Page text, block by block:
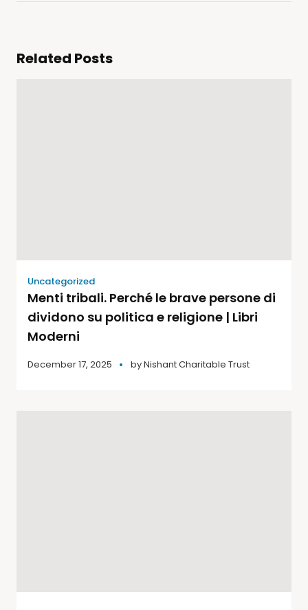
Related Posts
Uncategorized
Menti tribali. Perché le brave persone di
dividono su politica e religione | Libri
Moderni
December 17, 2025 byNishant Charitable Trust